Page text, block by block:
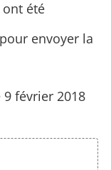
été
pour envoyer la
février 2018